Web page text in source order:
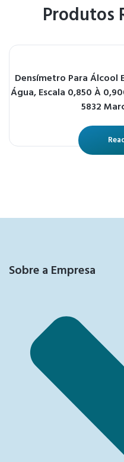
Produtos
Densímetro Para Álcool
Água, Escala 0,850 À
5832
Sobre a Empresa